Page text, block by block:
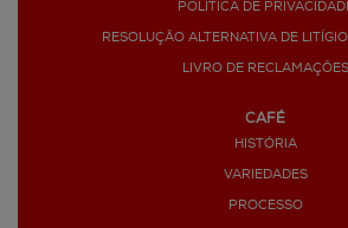
POLITICA DE
RESOLUÇÃO ALTERNATIVA DE
LIVRO DE RECLAMAÇÕES
CAFÉ
HISTÓRIA
VARIEDADES
PROCESSO